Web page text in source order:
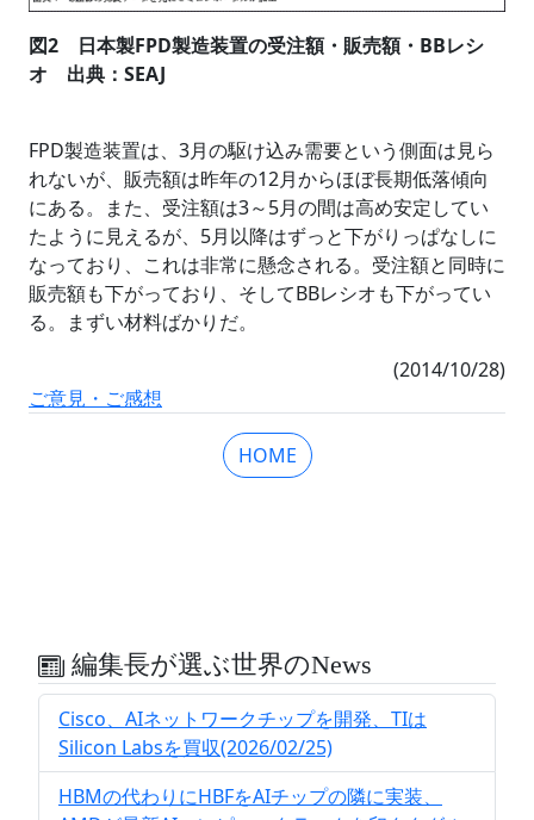
図2 日本製FPD製造装置の受注額・販売額・BBレシ
オ 出典：SEAJ
FPD製造装置は、3月の駆け込み需要という側面は見ら
れないが、販売額は昨年の12月からほぼ長期低落傾向
にある。また、受注額は3～5月の間は高め安定してい
たように見えるが、5月以降はずっと下がりっぱなしに
なっており、これは非常に懸念される。受注額と同時に
販売額も下がっており、そしてBBレシオも下がってい
る。まずい材料ばかりだ。
(2014/10/28)
ご意見・ご感想
HOME
編集長が選ぶ世界のNews
Cisco、AIネットワークチップを開発、TIは
Silicon Labsを買収(2026/02/25)
HBMの代わりにHBFをAIチップの隣に実装、